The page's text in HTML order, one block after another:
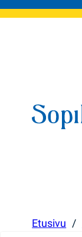
Etusivu /